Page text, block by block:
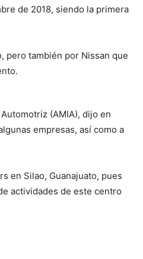
de 2018, siendo la primera
pero también por Nissan que
(AMIA), dijo en
empresas, así como a
en Silao, Guanajuato, pues
actividades de este centro